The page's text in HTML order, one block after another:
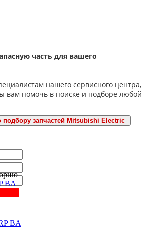
часть для вашего
нашего сервисного центра,
вам помочь в поиске и подборе любой
подбору запчастей Mitsubishi Electric